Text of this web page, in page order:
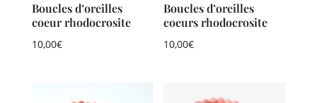
Boucles d’oreilles
coeur rhodocrosite
10,00€
Boucles d’oreilles
coeurs rhodocrosite
10,00€